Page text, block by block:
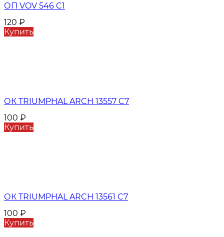
ОП VOV 546 C1
120 ₽
Купить
ОК TRIUMPHAL ARCH 13557 C7
100 ₽
Купить
ОК TRIUMPHAL ARCH 13561 C7
100 ₽
Купить